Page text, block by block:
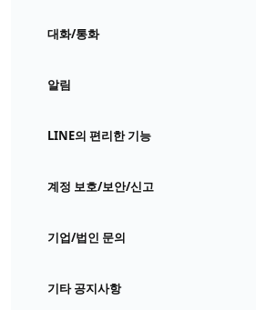
대화/통화
알림
LINE의 편리한 기능
계정 보호/보안/신고
기업/법인 문의
기타 공지사항